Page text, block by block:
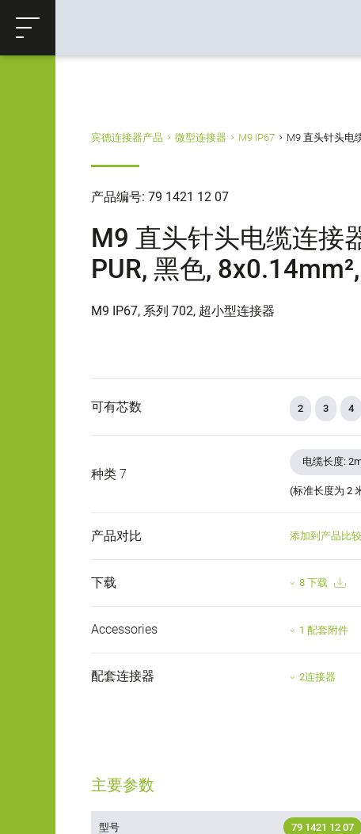
购物车
宾德连接器产品 微型连接器 M9 IP67 M9 直头针头电
产品编号: 79 1421 12 07
M9 直头针头电缆连接
PUR, 黑色,
M9 IP67, 系列 702, 超小型连接器
可有芯数 2 3 4
种类 7
电缆长度:
(标准长度为 2
产品对比 添加到产品比较
下载 8 下载
Accessories 1 配套附件
配套连接器 2连接器
主要参数
型号 79 1421 12 07